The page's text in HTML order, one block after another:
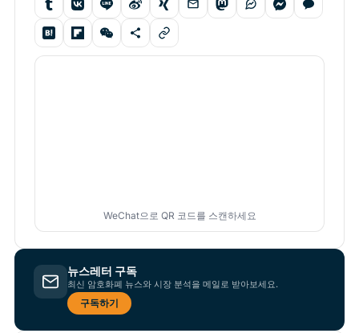
WeChat으로 QR 코드를 스캔하세요
뉴스레터 구독
최신 암호화폐 뉴스와 시장 분석을 메일로 받아보세요.
구독하기